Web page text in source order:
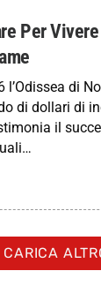
Per Vivere
l’Odissea di
di dollari di
il
CARICA